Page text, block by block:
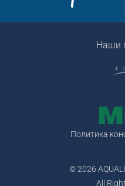
Наши
Политика
© 2026
All